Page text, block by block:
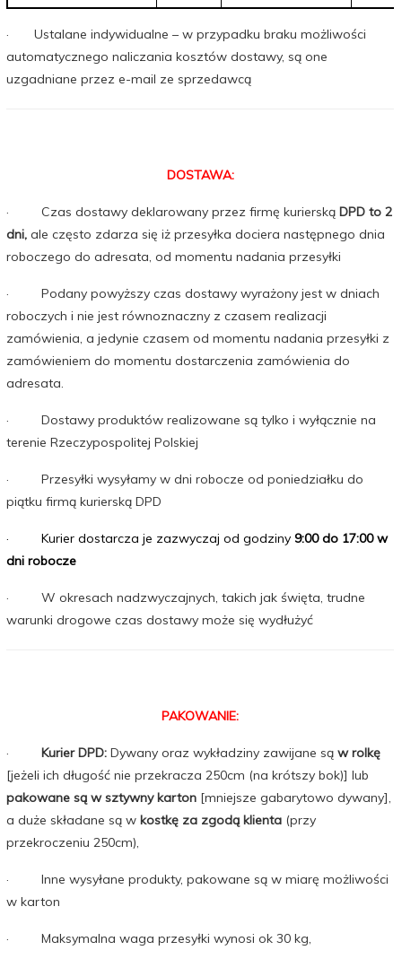
· Ustalane indywidualne – w przypadku braku możliwości
automatycznego naliczania kosztów dostawy, są one
uzgadniane przez e-mail ze sprzedawcą
DOSTAWA:
· Czas dostawy deklarowany przez firmę kurierską DPD to 2
dni, ale często zdarza się iż przesyłka dociera następnego dnia
roboczego do adresata, od momentu nadania przesyłki
· Podany powyższy czas dostawy wyrażony jest w dniach
roboczych i nie jest równoznaczny z czasem realizacji
zamówienia, a jedynie czasem od momentu nadania przesyłki z
zamówieniem do momentu dostarczenia zamówienia do
adresata.
· Dostawy produktów realizowane są tylko i wyłącznie na
terenie Rzeczypospolitej Polskiej
· Przesyłki wysyłamy w dni robocze od poniedziałku do
piątku firmą kurierską DPD
· Kurier dostarcza je zazwyczaj od godziny 9:00 do 17:00 w
dni robocze
· W okresach nadzwyczajnych, takich jak święta, trudne
warunki drogowe czas dostawy może się wydłużyć
PAKOWANIE:
· Kurier DPD: Dywany oraz wykładziny zawijane są w rolkę
[jeżeli ich długość nie przekracza 250cm (na krótszy bok)] lub
pakowane są w sztywny karton [mniejsze gabarytowo dywany],
a duże składane są w kostkę za zgodą klienta (przy
przekroczeniu 250cm),
· Inne wysyłane produkty, pakowane są w miarę możliwości
w karton
· Maksymalna waga przesyłki wynosi ok 30 kg,